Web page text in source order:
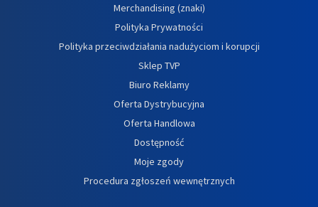
Merchandising (znaki)
Polityka Prywatności
Polityka przeciwdziałania nadużyciom i korupcji
Sklep TVP
Biuro Reklamy
Oferta Dystrybucyjna
Oferta Handlowa
Dostępność
Moje zgody
Procedura zgłoszeń wewnętrznych